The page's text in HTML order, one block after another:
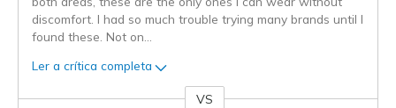
discomfort. I had so much trouble trying many brands until I
found these. Not on
Ler a crítica completa
VS